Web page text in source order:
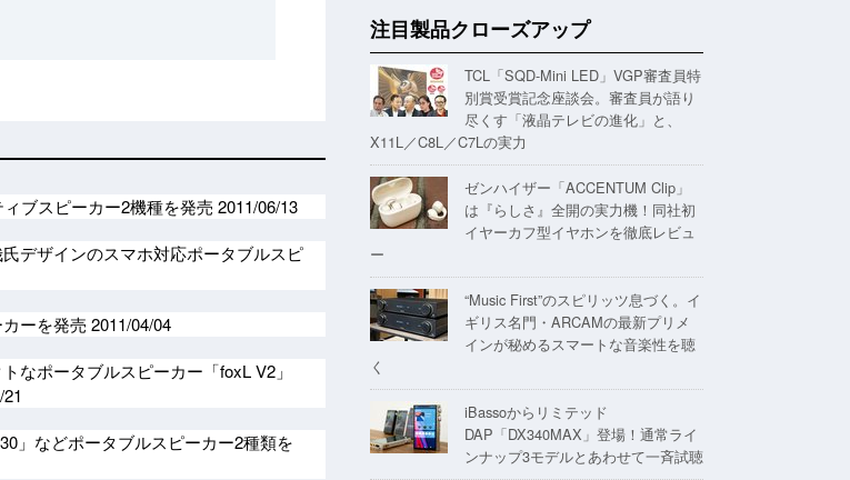
ブスピーカー2機種を発売 2011/06/13
デザインのスマホ対応ポータブルスピ
ーを発売 2011/04/04
なポータブルスピーカー「foxL V2」
」などポータブルスピーカー2種類を
注目製品クローズアップ
TCL「SQD-Mini LED」VGP審査員特
別賞受賞記念座談会。審査員が語り
尽くす「液晶テレビの進化」と、
X11L／C8L／C7Lの実力
ゼンハイザー「ACCENTUM Clip」
は『らしさ』全開の実力機！同社初
イヤーカフ型イヤホンを徹底レビュ
ー
“Music First”のスピリッツ息づく。イ
ギリス名門・ARCAMの最新プリメ
インが秘めるスマートな音楽性を聴
く
iBassoからリミテッド
DAP「DX340MAX」登場！通常ライ
ンナップ3モデルとあわせて一斉試聴